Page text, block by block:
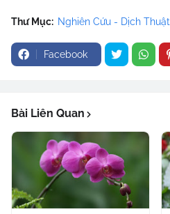
Thư Mục: Nghiên Cứu - Dịch Thuật
Facebook
Bài Liên Quan